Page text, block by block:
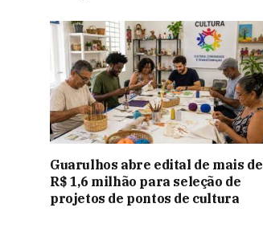
Guarulhos abre edital de mais de
R$ 1,6 milhão para seleção de
projetos de pontos de cultura